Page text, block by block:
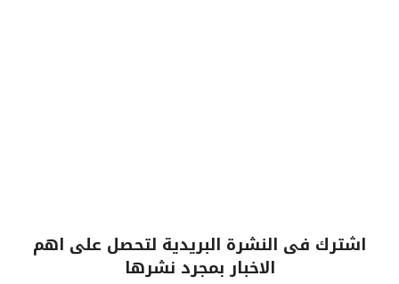
اشترك فى النشرة البريدية لتحصل على اهم
الاخبار بمجرد نشرها